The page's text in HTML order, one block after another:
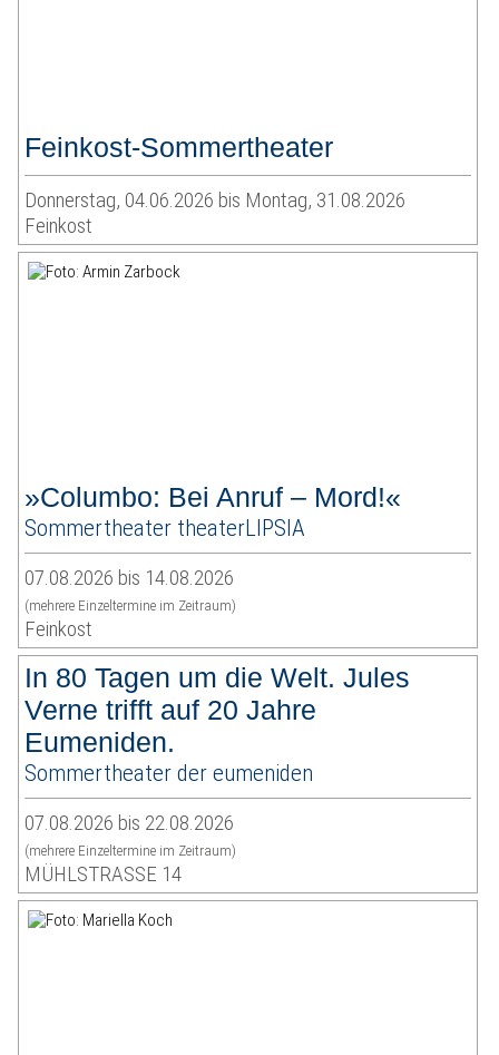
Feinkost-Sommertheater
Donnerstag, 04.06.2026 bis Montag, 31.08.2026
Feinkost
»Columbo: Bei Anruf – Mord!«
Sommertheater theaterLIPSIA
07.08.2026 bis 14.08.2026
(mehrere Einzeltermine im Zeitraum)
Feinkost
In 80 Tagen um die Welt. Jules
Verne trifft auf 20 Jahre
Eumeniden.
Sommertheater der eumeniden
07.08.2026 bis 22.08.2026
(mehrere Einzeltermine im Zeitraum)
MÜHLSTRASSE 14